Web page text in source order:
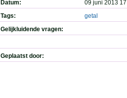
Datum:
09 juni 2013
Tags:
getal
Gelijkluidende vragen:
Geplaatst door: